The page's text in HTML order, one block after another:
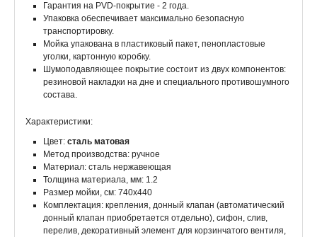
Гарантия на PVD-покрытие - 2 года.
Упаковка обеспечивает максимально безопасную
транспортировку.
Мойка упакована в пластиковый пакет, пенопластовые
уголки, картонную коробку.
Шумоподавляющее покрытие состоит из двух компонентов:
резиновой накладки на дне и специального противошумного
состава.
Характеристики:
Цвет: сталь матовая
Метод производства: ручное
Материал: сталь нержавеющая
Толщина материала, мм: 1.2
Размер мойки, см: 740x440
Комплектация: крепления, донный клапан (автоматический
донный клапан приобретается отдельно), сифон, слив,
перелив, декоративный элемент для корзинчатого вентиля,